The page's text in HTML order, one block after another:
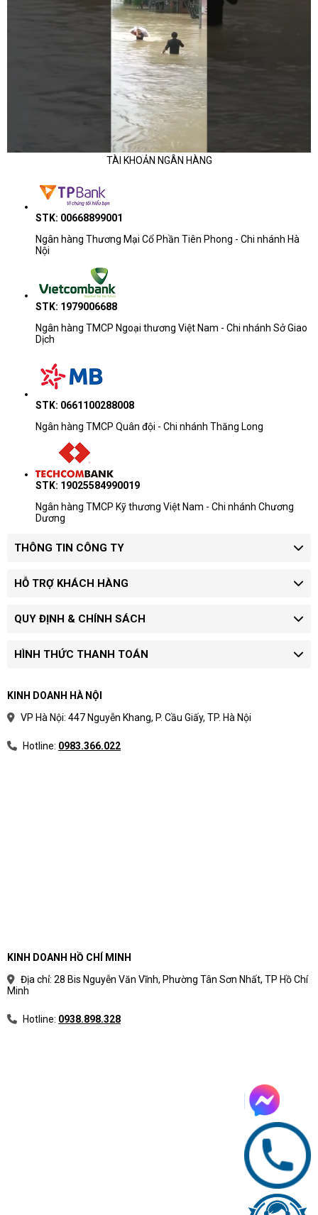
TÀI KHOẢN NGÂN HÀNG
STK: 00668899001
Ngân hàng Thương Mại Cổ Phần Tiên Phong - Chi nhánh Hà
Nội
STK: 1979006688
Ngân hàng TMCP Ngoại thương Việt Nam - Chi nhánh Sở Giao
Dịch
STK: 0661100288008
Ngân hàng TMCP Quân đội - Chi nhánh Thăng Long
STK: 19025584990019
Ngân hàng TMCP Kỹ thương Việt Nam - Chi nhánh Chương
Dương
THÔNG TIN CÔNG TY
HỖ TRỢ KHÁCH HÀNG
QUY ĐỊNH & CHÍNH SÁCH
HÌNH THỨC THANH TOÁN
KINH DOANH HÀ NỘI
VP Hà Nội: 447 Nguyễn Khang, P. Cầu Giấy, TP. Hà Nội
Hotline: 0983.366.022
KINH DOANH HỒ CHÍ MINH
Địa chỉ: 28 Bis Nguyễn Văn Vĩnh, Phường Tân Sơn Nhất, TP Hồ Chí
Minh
Hotline: 0938.898.328